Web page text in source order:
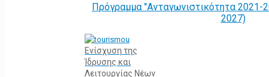
Πρόγραμμα "Ανταγωνιστικότητα
2027)
Ενίσχυση της
Ίδρυσης και
Λειτουργίας Νέων